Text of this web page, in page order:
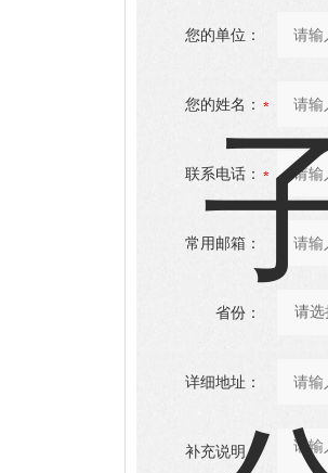
您的单位：
您的姓名：
联系电话：
常用邮箱：
省份：
详细地址：
补充说明：